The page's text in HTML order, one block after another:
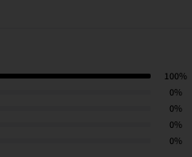
100%
0%
0%
0%
0%